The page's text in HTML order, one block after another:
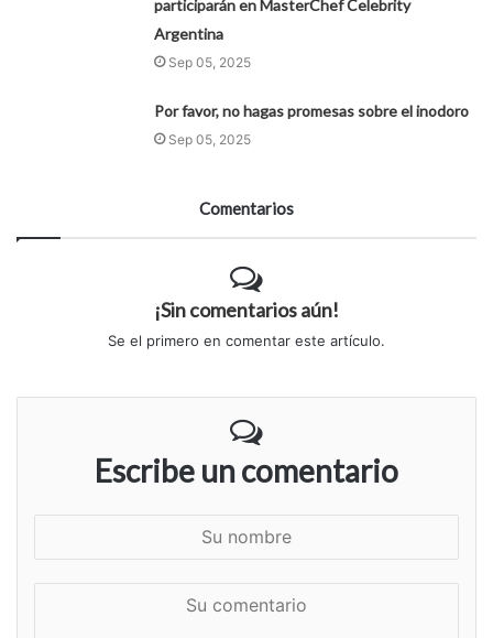
participarán en MasterChef Celebrity
Argentina
Sep 05, 2025
Por favor, no hagas promesas sobre el inodoro
Sep 05, 2025
Comentarios
¡Sin comentarios aún!
Se el primero en comentar este artículo.
Escribe un comentario